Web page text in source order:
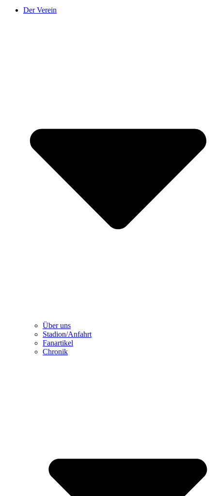
Der Verein
Über uns
Stadion/Anfahrt
Fanartikel
Chronik